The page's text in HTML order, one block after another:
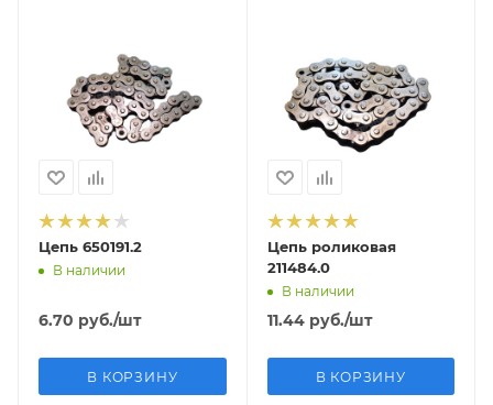
Цепь 650191.2
В наличии
6.70 руб./шт
В КОРЗИНУ
Цепь роликовая
211484.0
В наличии
11.44руб./шт
В КОРЗИНУ